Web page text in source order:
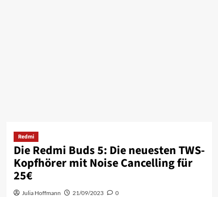
Redmi
Die Redmi Buds 5: Die neuesten TWS-
Kopfhörer mit Noise Cancelling für
25€
Julia Hoffmann 21/09/2023 0